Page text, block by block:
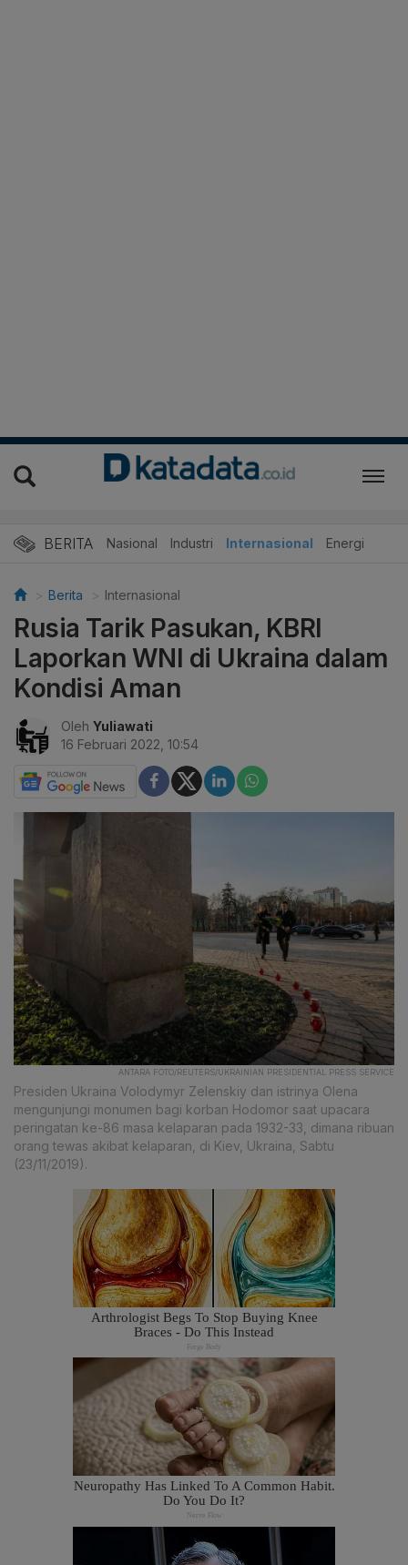
BERITA Nasional Industri Internasional Energi
Berita Internasional
Rusia Tarik Pasukan, KBRI
Laporkan WNI di Ukraina dalam
Kondisi Aman
Oleh Yuliawati
16 Februari 2022, 10:54
ANTARA FOTO/REUTERS/UKRAINIAN PRESIDENTIAL PRESS SERVICE
Presiden Ukraina Volodymyr Zelenskiy dan istrinya Olena
mengunjungi monumen bagi korban Hodomor saat upacara
peringatan ke-86 masa kelaparan pada 1932-33, dimana ribuan
orang tewas akibat kelaparan, di Kiev, Ukraina, Sabtu
(23/11/2019).